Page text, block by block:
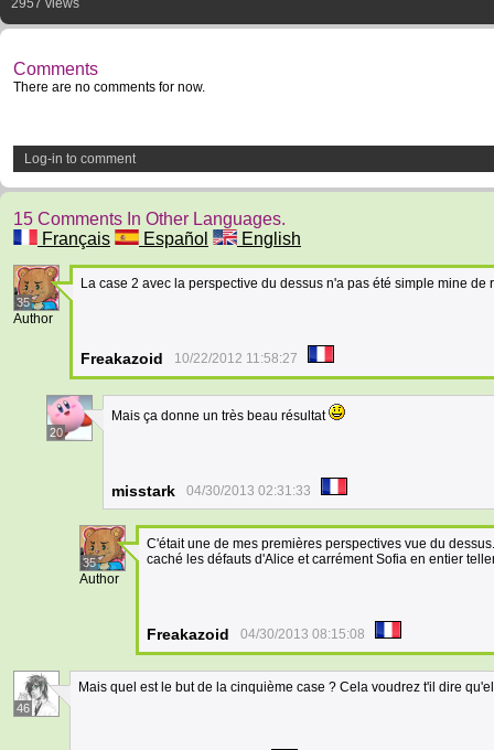
2957 views
Comments
There are no comments for now.
Log-in to comment
15 Comments In Other Languages.
Français
Español English
35
Author
La case 2 avec la perspective du dessus n'a pas été simple mine de
Freakazoid 10/22/2012 11:58:27
20
Mais ça donne un très beau résultat
misstark 04/30/2013 02:31:33
35
Author
C'était une de mes premières perspectives vue du
caché les défauts d'Alice et carrément Sofia en entier
Freakazoid 04/30/2013 08:15:08
46
Mais quel est le but de la cinquième case ? Cela voudrez t'il dire